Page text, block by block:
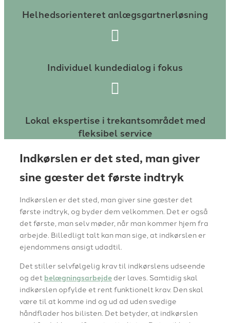
Helhedsorienteret anlægsgartnerløsning
Individuel kundedialog i fokus
Lokal ekspertise i trekantsområdet med
fleksibel service
Indkørslen er det sted, man giver
sine gæster det første indtryk
Indkørslen er det sted, man giver sine gæster det
første indtryk, og byder dem velkommen. Det er også
det første, man selv møder, når man kommer hjem fra
arbejde. Billedligt talt kan man sige, at indkørslen er
ejendommens ansigt udadtil.
Det stiller selvfølgelig krav til indkørslens udseende
og det belægningsarbejde der laves. Samtidig skal
indkørslen opfylde et rent funktionelt krav. Den skal
være til at komme ind og ud ad uden svedige
håndflader hos bilisten. Det betyder, at indkørslen